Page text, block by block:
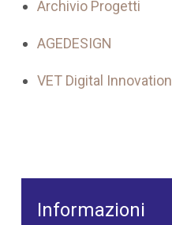
Archivio Progetti
AGEDESIGN
VET Digital Innovation
Informazioni